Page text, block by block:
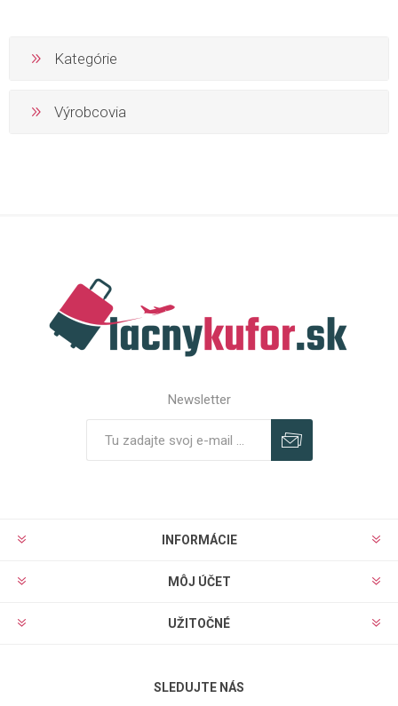
Kategórie
Výrobcovia
Newsletter
INFORMÁCIE
MÔJ ÚČET
UŽITOČNÉ
SLEDUJTE NÁS